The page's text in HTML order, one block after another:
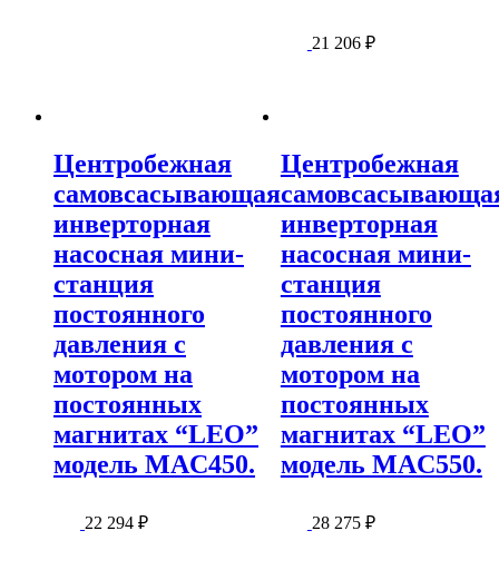
21 206 ₽
Центробежная
самовсасывающая
инверторная
насосная мини-
станция
постоянного
давления с
мотором на
постоянных
магнитах “LEO”
модель MAC450.
22 294 ₽
Центробежная
инверторная
насосная мини-
станция
постоянного
давления с
мотором на
постоянных
магнитах “LEO”
модель MAC550.
28 275 ₽